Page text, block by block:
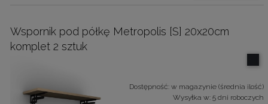
Wspornik pod półkę Metropolis [S] 20x20cm
komplet 2 sztuk
Dostępność: w magazynie (średnia ilość)
Wysyłka w: 5 dni roboczych